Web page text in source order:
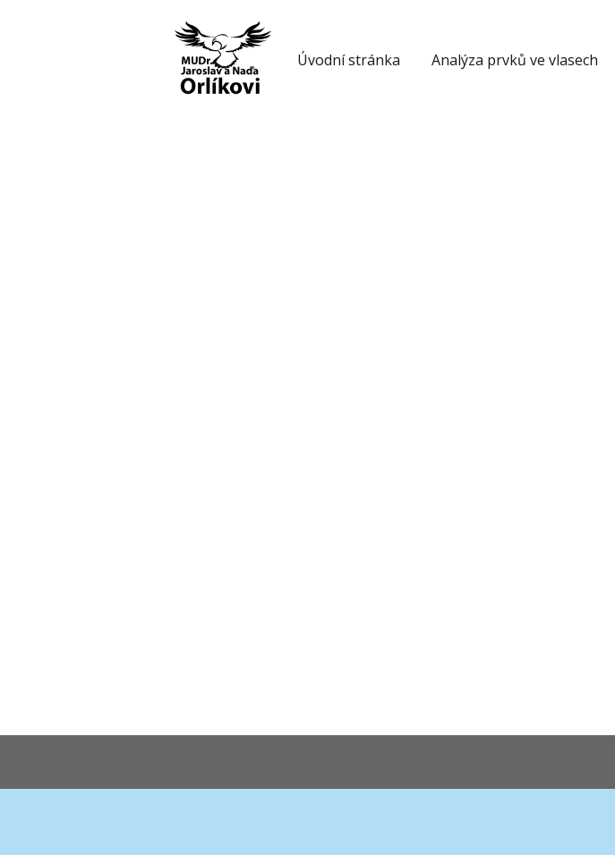
Úvodní stránka Analýza prvků ve vlasech